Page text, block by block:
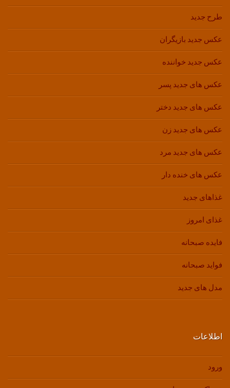
طرح جدید
عکس جدید بازیگران
عکس جدید خواننده
عکس های جدید پسر
عکس های جدید دختر
عکس های جدید زن
عکس های جدید مرد
عکس های خنده دار
غذاهای جدید
غذای امروز
فایده صبحانه
فواید صبحانه
مدل های جدید
اطلاعات
ورود